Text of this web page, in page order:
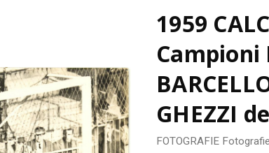
1959
Campioni
GHEZZI
FOTOGRAFIE